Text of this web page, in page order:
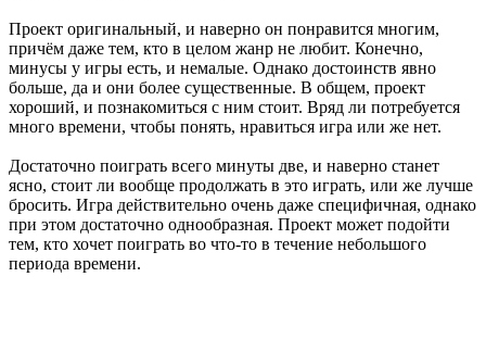
Проект оригинальный, и наверно он понравится многим,
причём даже тем, кто в целом жанр не любит. Конечно,
минусы у игры есть, и немалые. Однако достоинств явно
больше, да и они более существенные. В общем, проект
хороший, и познакомиться с ним стоит. Вряд ли потребуется
много времени, чтобы понять, нравиться игра или же нет.
Достаточно поиграть всего минуты две, и наверно станет
ясно, стоит ли вообще продолжать в это играть, или же лучше
бросить. Игра действительно очень даже специфичная, однако
при этом достаточно однообразная. Проект может подойти
тем, кто хочет поиграть во что-то в течение небольшого
периода времени.